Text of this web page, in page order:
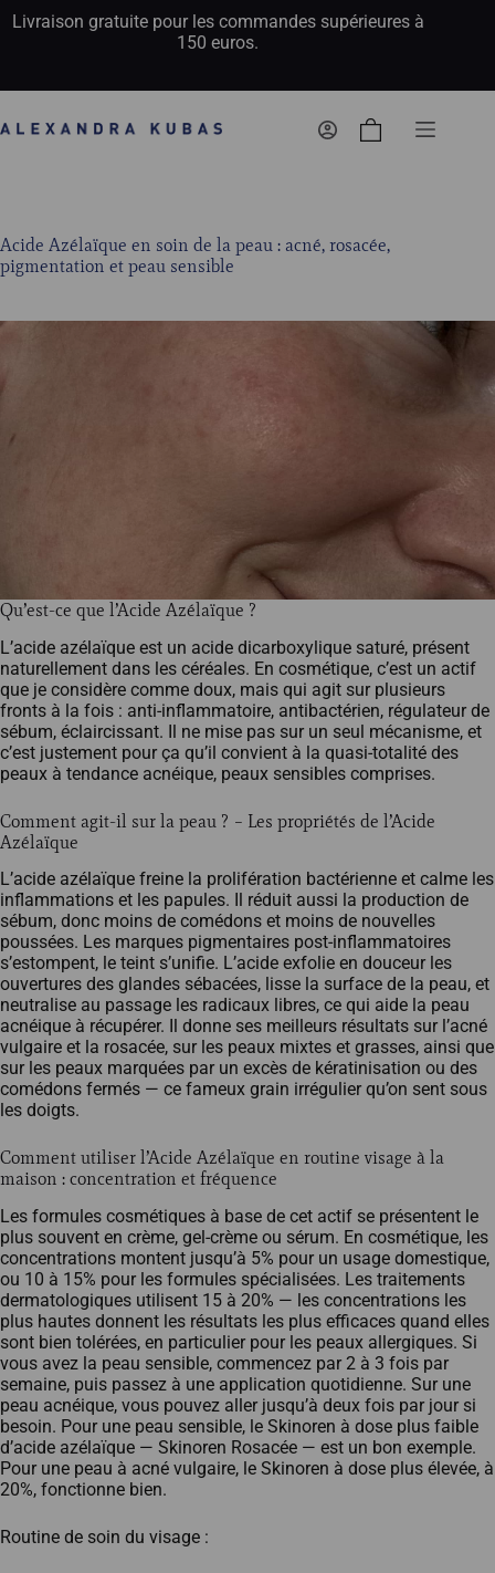
Livraison gratuite pour les commandes supérieures à
150 euros.
Panier
Acide Azélaïque en soin de la peau : acné, rosacée,
pigmentation et peau sensible
Qu’est-ce que l’Acide Azélaïque ?
L’acide azélaïque est un acide dicarboxylique saturé, présent
naturellement dans les céréales. En cosmétique, c’est un actif
que je considère comme doux, mais qui agit sur plusieurs
fronts à la fois : anti-inflammatoire, antibactérien, régulateur de
sébum, éclaircissant. Il ne mise pas sur un seul mécanisme, et
c’est justement pour ça qu’il convient à la quasi-totalité des
peaux à tendance acnéique, peaux sensibles comprises.
Comment agit-il sur la peau ? – Les propriétés de l’Acide
Azélaïque
L’acide azélaïque freine la prolifération bactérienne et calme les
inflammations et les papules. Il réduit aussi la production de
sébum, donc moins de comédons et moins de nouvelles
poussées. Les marques pigmentaires post-inflammatoires
s’estompent, le teint s’unifie. L’acide exfolie en douceur les
ouvertures des glandes sébacées, lisse la surface de la peau, et
neutralise au passage les radicaux libres, ce qui aide la peau
acnéique à récupérer. Il donne ses meilleurs résultats sur l’acné
vulgaire et la rosacée, sur les peaux mixtes et grasses, ainsi que
sur les peaux marquées par un excès de kératinisation ou des
comédons fermés — ce fameux grain irrégulier qu’on sent sous
les doigts.
Comment utiliser l’Acide Azélaïque en routine visage à la
maison : concentration et fréquence
Les formules cosmétiques à base de cet actif se présentent le
plus souvent en crème, gel-crème ou sérum. En cosmétique, les
concentrations montent jusqu’à 5% pour un usage domestique,
ou 10 à 15% pour les formules spécialisées. Les traitements
dermatologiques utilisent 15 à 20% — les concentrations les
plus hautes donnent les résultats les plus efficaces quand elles
sont bien tolérées, en particulier pour les peaux allergiques. Si
vous avez la peau sensible, commencez par 2 à 3 fois par
semaine, puis passez à une application quotidienne. Sur une
peau acnéique, vous pouvez aller jusqu’à deux fois par jour si
besoin. Pour une peau sensible, le Skinoren à dose plus faible
d’acide azélaïque — Skinoren Rosacée — est un bon exemple.
Pour une peau à acné vulgaire, le Skinoren à dose plus élevée, à
20%, fonctionne bien.
Routine de soin du visage :